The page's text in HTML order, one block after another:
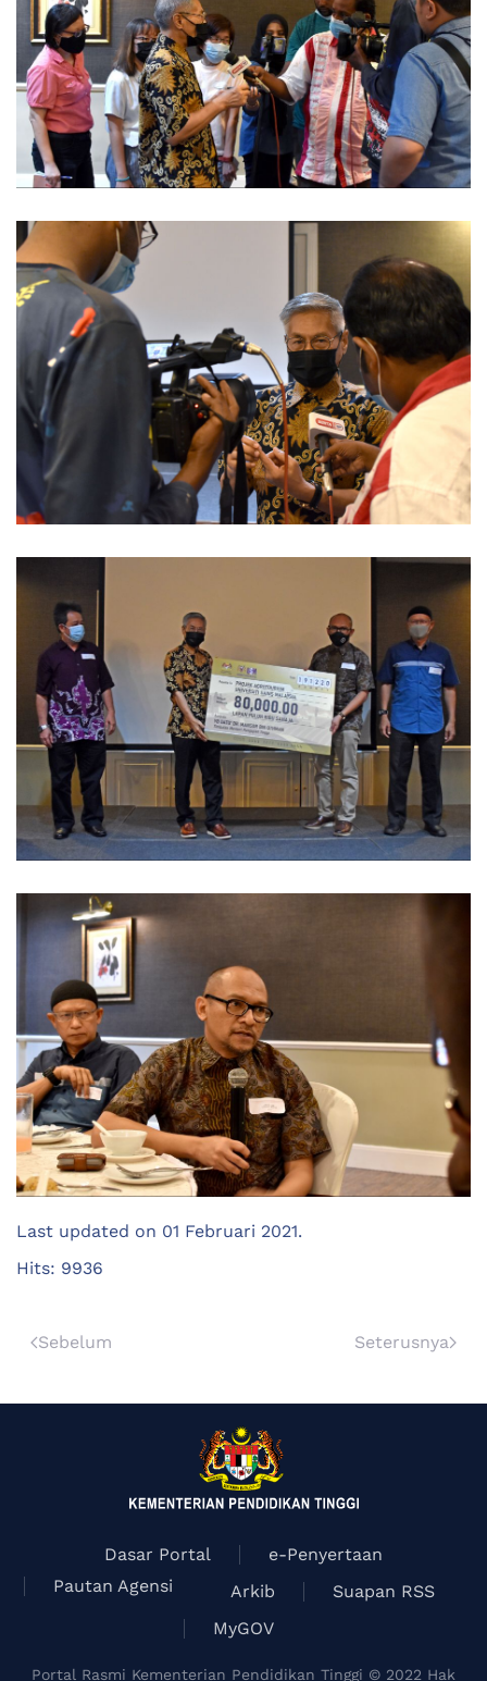
Last updated on 01 Februari 2021.
Hits: 9936
Sebelum Seterusnya
Dasar Portal
e-Penyertaan
Pautan Agensi
Arkib
Suapan RSS
MyGOV
Portal Rasmi Kementerian Pendidikan Tinggi © 2022 Hak